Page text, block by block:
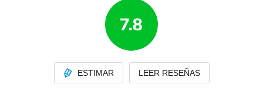
7.8
ESTIMAR LEER RESEÑAS